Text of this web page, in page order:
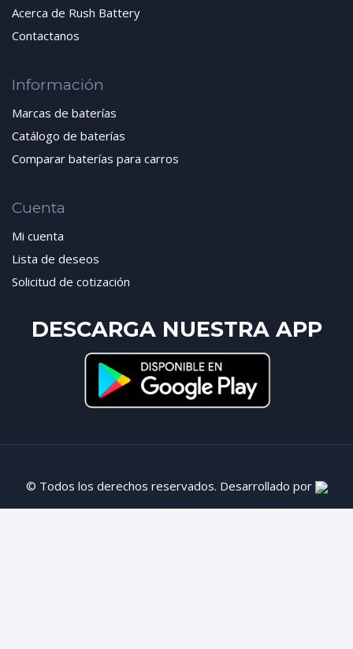
Acerca de Rush Battery
Contactanos
Información
Marcas de baterías
Catálogo de baterías
Comparar baterías para carros
Cuenta
Mi cuenta
Lista de deseos
Solicitud de cotización
DESCARGA NUESTRA APP
© Todos los derechos reservados. Desarrollado por